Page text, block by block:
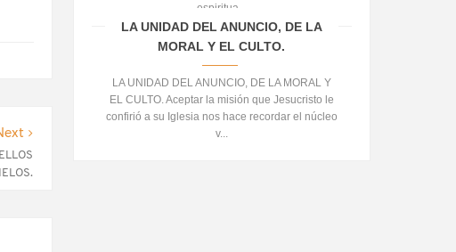
espiritua...
LA UNIDAD DEL ANUNCIO, DE LA
MORAL Y EL CULTO.
LA UNIDAD DEL ANUNCIO, DE LA MORAL Y
EL CULTO. Aceptar la misión que Jesucristo le
confirió a su Iglesia nos hace recordar el núcleo
v...